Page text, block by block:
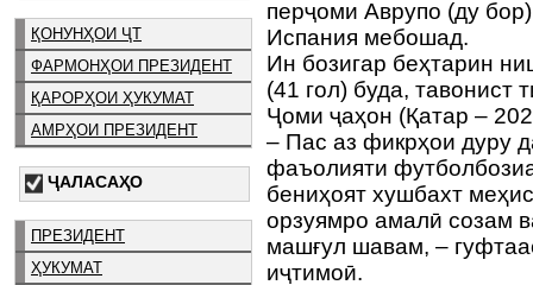
ҚОНУНҲОИ ҶТ
ФАРМОНҲОИ ПРЕЗИДЕНТ
ҚАРОРҲОИ ҲУКУМАТ
АМРҲОИ ПРЕЗИДЕНТ
ҶАЛАСАҲО
ПРЕЗИДЕНТ
ҲУКУМАТ
перҷоми Аврупо (ду
Испания мебошад.
Ин бозигар беҳтарин
(41 гол) буда,
Ҷоми ҷаҳон (Қатар –
– Пас аз фикрҳои дуру
фаъолияти
бениҳоят хушбахт
орзуямро амалӣ созам
машғул шавам, –
иҷтимоӣ.